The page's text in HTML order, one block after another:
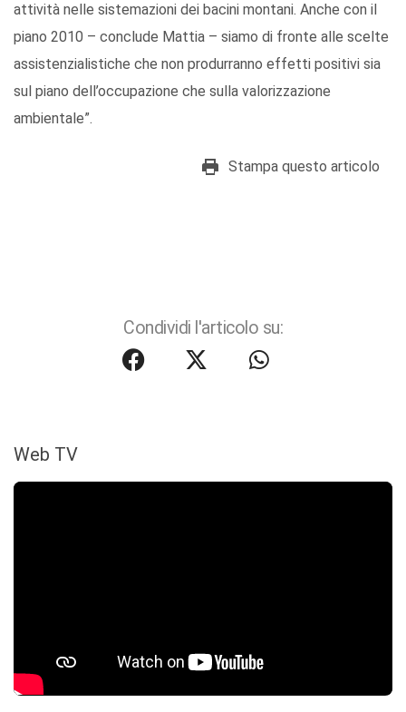
attività nelle sistemazioni dei bacini montani. Anche con il
piano 2010 – conclude Mattia – siamo di fronte alle scelte
assistenzialistiche che non produrranno effetti positivi sia
sul piano dell’occupazione che sulla valorizzazione
ambientale”.
Stampa questo articolo
Condividi l'articolo su:
Web TV